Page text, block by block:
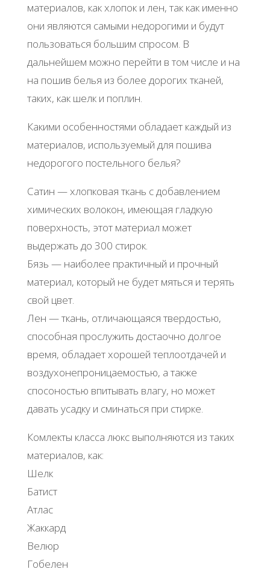
материалов, как хлопок и лен, так как именно
они являются самыми недорогими и будут
пользоваться большим спросом. В
дальнейшем можно перейти в том числе и на
на пошив белья из более дорогих тканей,
таких, как шелк и поплин.
Какими особенностями обладает каждый из
материалов, используемый для пошива
недорогого постельного белья?
Сатин — хлопковая ткань с добавлением
химических волокон, имеющая гладкую
поверхность, этот материал может
выдержать до 300 стирок.
Бязь — наиболее практичный и прочный
материал, который не будет мяться и терять
свой цвет.
Лен — ткань, отличающаяся твердостью,
способная прослужить достаочно долгое
время, обладает хорошей теплоотдачей и
воздухонепроницаемостью, а также
спосоностью впитывать влагу, но может
давать усадку и сминаться при стирке.
Комлекты класса люкс выполняются из таких
материалов, как:
Шелк
Батист
Атлас
Жаккард
Велюр
Гобелен